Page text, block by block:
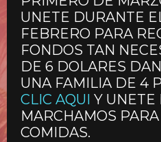
UNETE DURANTE
FEBRERO PARA
FONDOS TAN
DE 6 DOLARES
UNA FAMILIA DE 4
CLIC AQUI Y UNETE
MARCHAMOS
COMIDAS.